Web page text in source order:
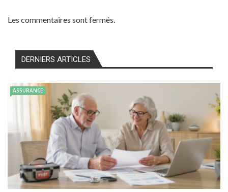
Les commentaires sont fermés.
DERNIERS ARTICLES
ASSURANCE